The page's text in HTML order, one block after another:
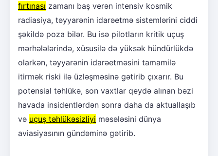
fırtınası zamanı baş verən intensiv kosmik
radiasiya, təyyarənin idarəetmə sistemlərini ciddi
şəkildə poza bilər. Bu isə pilotların kritik uçuş
mərhələlərində, xüsusilə də yüksək hündürlükdə
olarkən, təyyarənin idarəetməsini tamamilə
itirmək riski ilə üzləşməsinə gətirib çıxarır. Bu
potensial təhlükə, son vaxtlar qeydə alınan bəzi
havada insidentlərdən sonra daha da aktuallaşıb
və uçuş təhlükəsizliyi məsələsini dünya
aviasiyasının gündəminə gətirib.